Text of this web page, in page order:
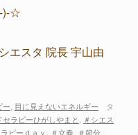
)-☆
エスタ 院長 宇山由
ー, 目に見えないエネルギー タ
ラピーひがしやまと, ＃シエス
ピーｄａｙ , ＃立春, ＃節分.